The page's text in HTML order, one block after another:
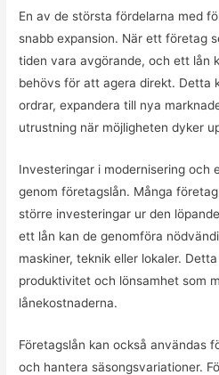
En av de största fördelarna med
snabb expansion. När ett företag
tiden vara avgörande, och ett lån
behövs för att agera direkt. Detta
ordrar, expandera till nya
utrustning när möjligheten dyker
Investeringar i modernisering och
genom företagslån. Många
större investeringar ur den
ett lån kan de genomföra
maskiner, teknik eller lokaler.
produktivitet och lönsamhet som
lånekostnaderna.
Företagslån kan också användas
och hantera säsongsvariationer.